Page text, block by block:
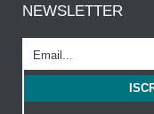
NEWSLETTER